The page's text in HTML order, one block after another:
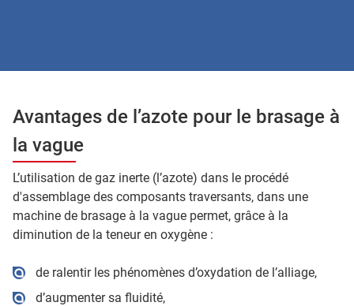
Avantages de l’azote pour le brasage à
la vague
L’utilisation de gaz inerte (l’azote) dans le procédé
d'assemblage des composants traversants, dans une
machine de brasage à la vague permet, grâce à la
diminution de la teneur en oxygène :
de ralentir les phénomènes d’oxydation de l’alliage,
d’augmenter sa fluidité,